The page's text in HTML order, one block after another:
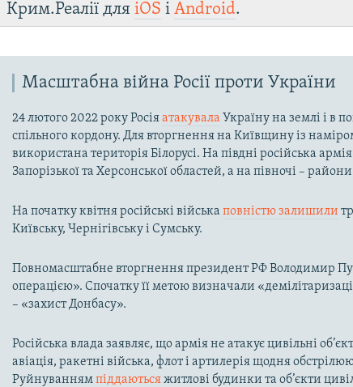
Крим.Реалії дляiOS іAndroid.
Масштабна війна Росії проти України
24 лютого 2022 року Росіяатакувала Україну на землі і в
спільного кордону. Для вторгнення на Київщину із
використана територія Білорусі. На півдні російська
Запорізької та Херсонської областей, а на півночі –
На початку квітня російські військаповністю залишили
Київську, Чернігівську і Сумську.
Повномасштабне вторгнення президент РФ Володимир
операцією». Спочатку її метою визначали
– «захист Донбасу».
Російська влада заявляє, що армія не атакує цивільні
авіація, ракетні війська, флот і артилерія щодня
Руйнуваннямпіддаютьсяжитлові будинки та об’єкти